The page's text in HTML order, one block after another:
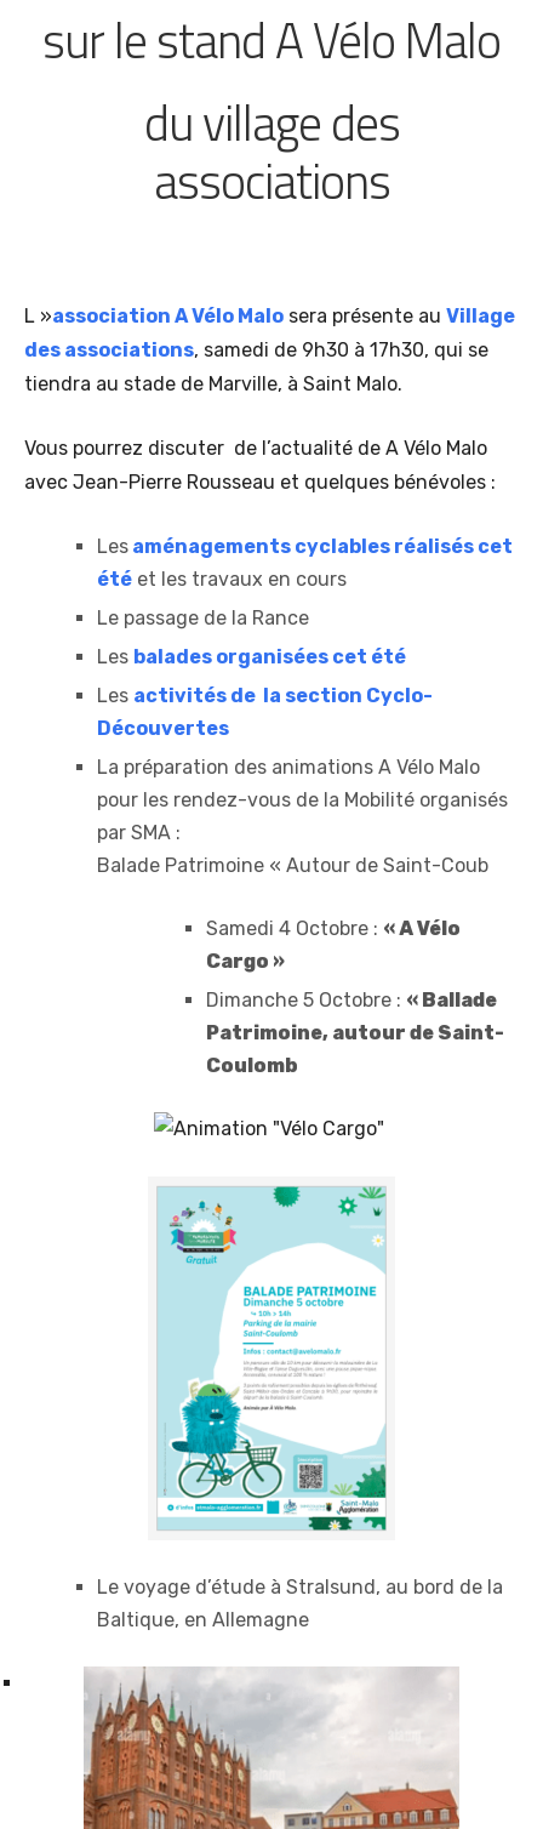
sur le stand A Vélo Malo
du village des
associations
L »association A Vélo Malo sera présente au Village
des associations, samedi de 9h30 à 17h30, qui se
tiendra au stade de Marville, à Saint Malo.
Vous pourrez discuter de l’actualité de A Vélo Malo
avec Jean-Pierre Rousseau et quelques bénévoles :
Les aménagements cyclables réalisés cet
été et les travaux en cours
Le passage de la Rance
Les balades organisées cet été
Les activités de la section Cyclo-
Découvertes
La préparation des animations A Vélo Malo
pour les rendez-vous de la Mobilité organisés
par SMA :
Balade Patrimoine « Autour de Saint-Coub
Samedi 4 Octobre : « A Vélo
Cargo »
Dimanche 5 Octobre : « Ballade
Patrimoine, autour de Saint-
Coulomb
Le voyage d’étude à Stralsund, au bord de la
Baltique, en Allemagne